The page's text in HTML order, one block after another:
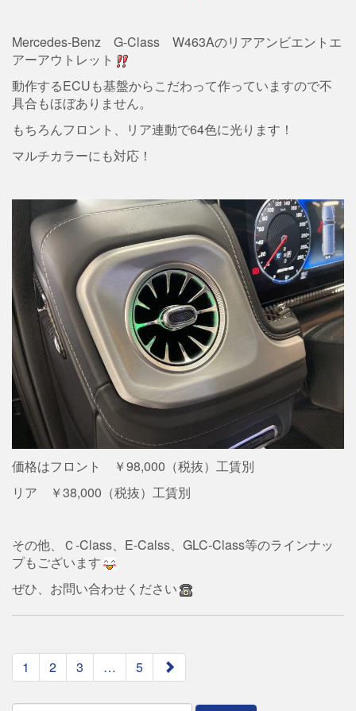
Mercedes-Benz G-Class W463Aのリアアンビエントエ
アーアウトレット
動作するECUも基盤からこだわって作っていますので不
具合もほぼありません。
もちろんフロント、リア連動で64色に光ります！
マルチカラーにも対応！
価格はフロント ￥98,000（税抜）工賃別
リア ￥38,000（税抜）工賃別
その他、Ｃ-Class、E-Calss、GLC-Class等のラインナッ
プもございます
ぜひ、お問い合わせください
paging-
navigation
1 2 3 … 5